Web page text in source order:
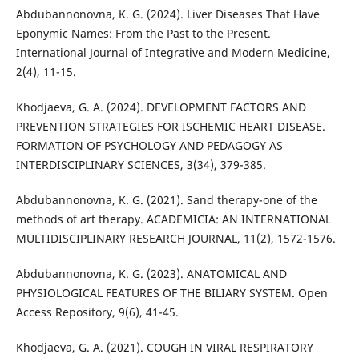
Abdubannonovna, K. G. (2024). Liver Diseases That Have
Eponymic Names: From the Past to the Present.
International Journal of Integrative and Modern Medicine,
2(4), 11-15.
Khodjaeva, G. A. (2024). DEVELOPMENT FACTORS AND
PREVENTION STRATEGIES FOR ISCHEMIC HEART DISEASE.
FORMATION OF PSYCHOLOGY AND PEDAGOGY AS
INTERDISCIPLINARY SCIENCES, 3(34), 379-385.
Abdubannonovna, K. G. (2021). Sand therapy-one of the
methods of art therapy. ACADEMICIA: AN INTERNATIONAL
MULTIDISCIPLINARY RESEARCH JOURNAL, 11(2), 1572-1576.
Abdubannonovna, K. G. (2023). ANATOMICAL AND
PHYSIOLOGICAL FEATURES OF THE BILIARY SYSTEM. Open
Access Repository, 9(6), 41-45.
Khodjaeva, G. A. (2021). COUGH IN VIRAL RESPIRATORY